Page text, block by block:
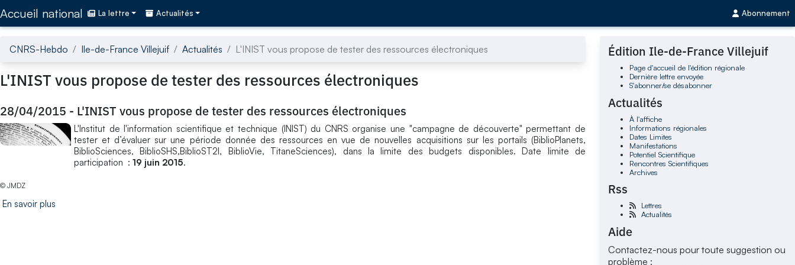
Accueil national La lettre Actualités Abonnement
CNRS-Hebdo Ile-de-France Villejuif Actualités L'INIST vous propose de tester des ressources électroniques
L'INIST vous propose de tester des ressources électroniques
28/04/2015 - L'INIST vous propose de tester des ressources électroniques
L'Institut de l'information scientifique et technique (INIST) du CNRS organise une "campagne de découverte" permettant de
tester et d’évaluer sur une période donnée des ressources en vue de nouvelles acquisitions sur les portails (BiblioPlanets,
BiblioSciences, BiblioSHS,BiblioST2I, BiblioVie, TitaneSciences), dans la limite des budgets disponibles. Date limite de
participation : 19 juin 2015.
© JMDZ
En savoir plus
Édition Ile-de-France Villejuif
Page d'accueil de l'édition régionale
Dernière lettre envoyée
S'abonner/se désabonner
Actualités
À l'affiche
Informations régionales
Dates Limites
Manifestations
Potentiel Scientifique
Rencontres Scientifiques
Archives
Rss
Lettres
Actualités
Aide
Contactez-nous pour toute suggestion ou
problème :